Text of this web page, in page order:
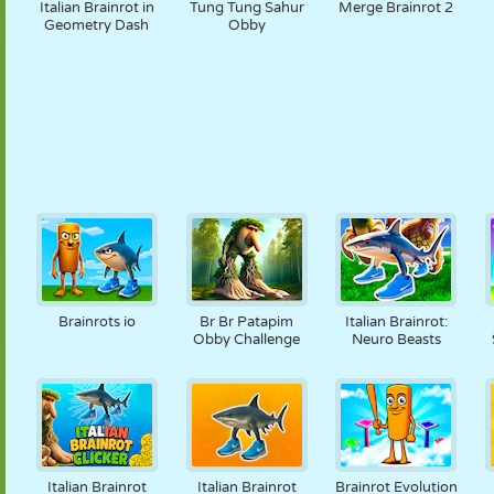
Italian Brainrot in
Geometry Dash
Tung Tung Sahur
Obby
Merge Brainrot 2
Brainrots io
Br Br Patapim
Obby Challenge
Italian Brainrot:
Neuro Beasts
Italian Brainrot Italian Brainrot Brainrot Evolution